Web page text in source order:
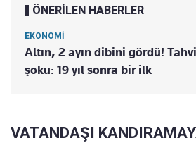
ÖNERİLEN HABERLER
EKONOMİ
Altın, 2 ayın dibini gördü!
şoku: 19 yıl sonra bir ilk
VATANDAŞI